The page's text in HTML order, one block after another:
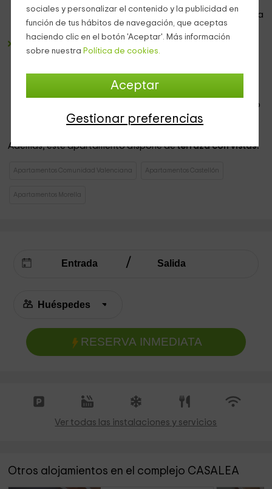
sociales y personalizar el contenido y la publicidad en
función de tus hábitos de navegación, que aceptas
haciendo clic en el botón 'Aceptar'. Más información
sobre nuestra Política de cookies.
Aceptar
Gestionar preferencias
que mira hacia el frente en el que tenemos el mueble con la
televisiónde plasma.
amplios. El de la
superiortiene casi30 metrosy dispone de una cama de
e integrado en el suelo. El otro
dormitorio se encuentra en la planta intermedia, y
amplia, y un cuarto
baño completo,en negro y con ducha a ras de suelo.
Además, este apartamento dispone deterraza con vistas.
Apartamentos Comunidad Valenciana Apartamentos Castellón
Apartamentos Morella
RESERVA INMEDIATA
Ver todas las instalaciones y servicios
Otros alojamientos en el complejo CASALEA